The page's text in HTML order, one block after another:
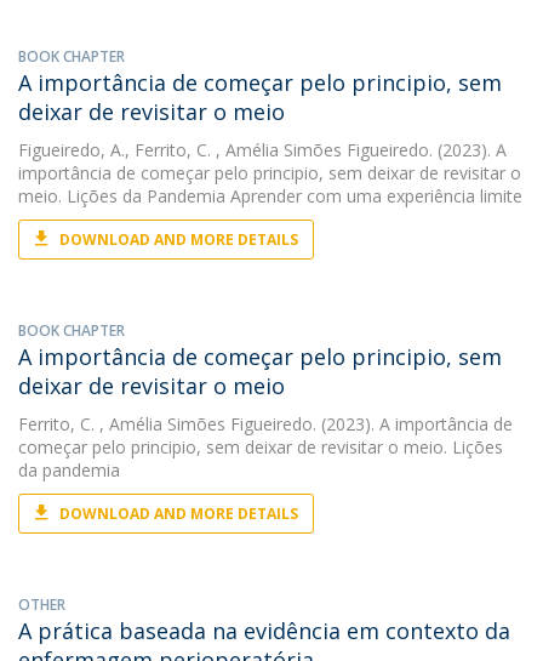
BOOK CHAPTER
A importância de começar pelo principio, sem
deixar de revisitar o meio
Figueiredo, A., Ferrito, C. , Amélia Simões Figueiredo. (2023). A
importância de começar pelo principio, sem deixar de revisitar o
meio. Lições da Pandemia Aprender com uma experiência limite
DOWNLOAD AND MORE DETAILS
BOOK CHAPTER
A importância de começar pelo principio, sem
deixar de revisitar o meio
Ferrito, C. , Amélia Simões Figueiredo. (2023). A importância de
começar pelo principio, sem deixar de revisitar o meio. Lições
da pandemia
DOWNLOAD AND MORE DETAILS
OTHER
A prática baseada na evidência em contexto da